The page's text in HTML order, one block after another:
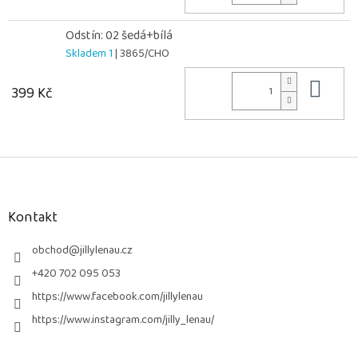
Odstín: 02 šedá+bílá
Skladem 1| 3865/CHO
399 Kč
Z
Kontakt
obchod@jillylenau.cz
+420 702 095 053
https://www.facebook.com/jillylenau
https://www.instagram.com/jilly_lenau/